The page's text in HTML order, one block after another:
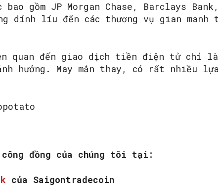
bao gồm JP Morgan Chase, Barclays
dính líu đến các thương vụ gian
quan đến giao dịch tiền điện tử chỉ là
hưởng. May mắn thay, có rất nhiều
công đồng của chúng tôi tại:
của Saigontradecoin